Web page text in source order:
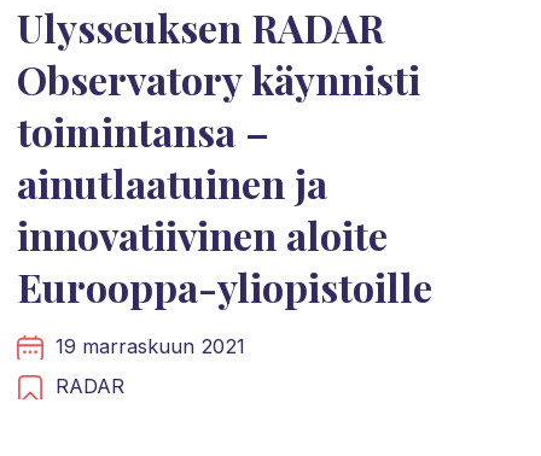
Ulysseuksen RADAR
Observatory käynnisti
toimintansa –
ainutlaatuinen ja
innovatiivinen aloite
Eurooppa-yliopistoille
19 marraskuun 2021
RADAR